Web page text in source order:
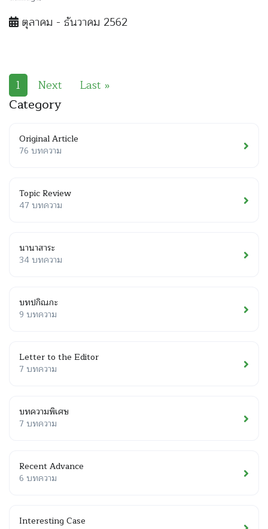
ตุลาคม - ธันวาคม 2562
1 Next Last »
Category
Original Article
76 บทความ
Topic Review
47 บทความ
นานาสาระ
34 บทความ
บทปกิณกะ
9 บทความ
Letter to the Editor
7 บทความ
บทความพิเศษ
7 บทความ
Recent Advance
6 บทความ
Interesting Case